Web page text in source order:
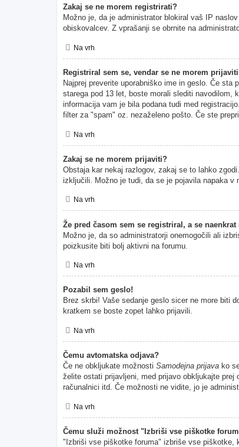
Zakaj se ne morem registrirati?
Možno je, da je administrator blokiral vaš IP
obiskovalcev. Z vprašanji se obrnite na
Na vrh
Registriral sem se, vendar se ne morem
Najprej preverite uporabniško ime in geslo. Če
starega pod 13 let, boste morali slediti navodilom,
informacija vam je bila podana tudi med
filter za "spam" oz. nezaželeno pošto. Če ste
Na vrh
Zakaj se ne morem prijaviti?
Obstaja kar nekaj razlogov, zakaj se to lahko
izključili. Možno je tudi, da se je pojavila napaka v
Na vrh
Že pred časom sem se registriral, a se
Možno je, da so administratorji onemogočili ali
poizkusite biti bolj aktivni na forumu.
Na vrh
Pozabil sem geslo!
Brez skrbi! Vaše sedanje geslo sicer ne more biti
kratkem se boste zopet lahko prijavili.
Na vrh
Čemu avtomatska odjava?
Če ne obkljukate možnosti Samodejna prijava ko
želite ostati prijavljeni, med prijavo obkljukajte
računalnici itd. Če možnosti ne vidite, jo je
Na vrh
Čemu služi možnost "Izbriši vse piškotke
"Izbriši vse piškotke foruma" izbriše vse piškotke,